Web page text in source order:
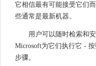
它相信最有可能接受它们
些通常是最新机器。
用户可以随时检索和
Microsoft为它们执行它 -
步骤。